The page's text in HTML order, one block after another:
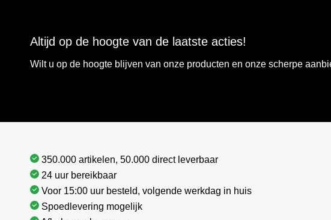
Altijd op de hoogte van de laatste acties!
Wilt u op de hoogte blijven van onze producten en onze scherpe
350.000 artikelen, 50.000 direct leverbaar
24 uur bereikbaar
Voor 15:00 uur besteld, volgende werkdag in huis
Spoedlevering mogelijk